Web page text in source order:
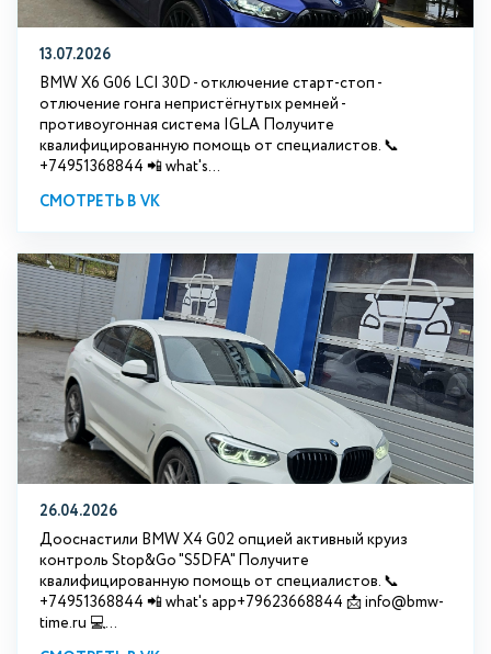
13.07.2026
BMW X6 G06 LCI 30D - отключение старт-стоп -
отлючение гонга непристёгнутых ремней -
противоугонная система IGLA Получите
квалифицированную помощь от специалистов. 📞
+74951368844 📲 what's...
СМОТРЕТЬ В VK
26.04.2026
Дооснастили BMW X4 G02 опцией активный круиз
контроль Stop&Go "S5DFA" Получите
квалифицированную помощь от специалистов. 📞
+74951368844 📲 what's app+79623668844 📩 info@bmw-
time.ru 💻...